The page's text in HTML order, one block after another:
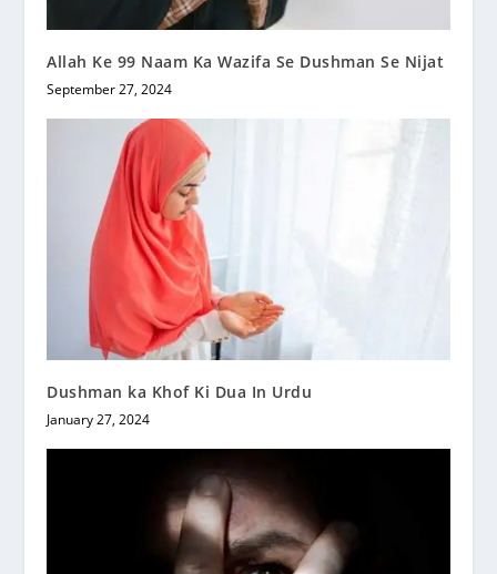
Allah Ke 99 Naam Ka Wazifa Se Dushman Se Nijat
September 27, 2024
Dushman ka Khof Ki Dua In Urdu
January 27, 2024